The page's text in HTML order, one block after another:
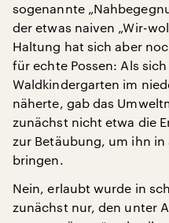
sogenannte
der etwas naiven „Wir-
Haltung hat sich aber
für echte Possen: Als
Waldkindergarten im
näherte, gab das
zunächst nicht etwa die
zur Betäubung, um ihn in
bringen.
Nein, erlaubt wurde in
zunächst nur, den unter